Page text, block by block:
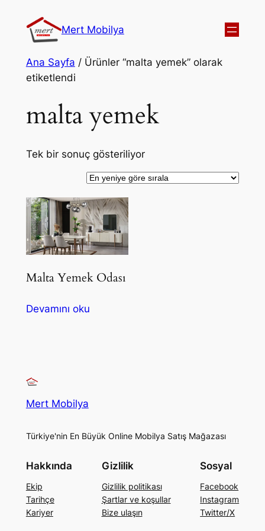
Mert Mobilya
Ana Sayfa / Ürünler “malta yemek” olarak
etiketlendi
malta yemek
Tek bir sonuç gösteriliyor
Malta Yemek Odası
Devamını oku
Mert Mobilya
Türkiye'nin En Büyük Online Mobilya Satış Mağazası
Hakkında
Ekip
Tarihçe
Kariyer
Gizlilik
Gizlilik politikası
Şartlar ve koşullar
Bize ulaşın
Sosyal
Facebook
Instagram
Twitter/X